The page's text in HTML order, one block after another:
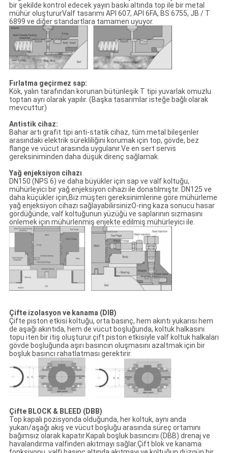
bir şekilde kontrol edecek yayın baskı altında top ile bir metal
mühür oluştururValf tasarımı API 607, API 6FA, BS 6755, JB / T
6899 ve diğer standartlara tamamen uyuyor.
Fırlatma geçirmez sap:
Kök, yalın tarafından korunan bütünleşik T tipi yuvarlak omuzlu
toptan ayrı olarak yapılır. (Başka tasarımlar isteğe bağlı olarak
mevcuttur)
Antistik cihaz:
Bahar artı grafit tipi anti-statik cihaz, tüm metal bileşenler
arasındaki elektrik sürekliliğini korumak için top, gövde, bez
flange ve vücut arasında uygulanır.Ve en sert servis
gereksiniminden daha düşük direnç sağlamak.
Yağ enjeksiyon cihazı
DN150 (NPS 6) ve daha büyükler için sap ve valf koltuğu,
mühürleyici bir yağ enjeksiyon cihazı ile donatılmıştır. DN125 ve
daha küçükler için,Biz müşteri gereksinimlerine göre mühürleme
yağ enjeksiyon cihazı sağlayabilirsinizO-ring kaza sonucu hasar
gördüğünde, valf koltuğunun yüzüğü ve saplarının sızmasını
önlemek için mühürlenmiş enjekte edilmiş mühürleyici ile.
Çifte izolasyon ve kanama (DIB)
Çifte piston etkisi koltuğu, orta basınç, hem akıntı yukarısı hem
de aşağı akıntıda, hem de vücut boşluğunda, koltuk halkasını
topu iten bir itiş oluşturur.çift piston etkisiyle valf koltuk halkaları
gövde boşluğunda aşırı basıncın oluşmasını azaltmak için bir
boşluk basıncı rahatlatması gerektirir.
Çifte BLOCK & BLEED (DBB)
Top kapalı pozisyonda olduğunda, her koltuk, aynı anda
yukarı/aşağı akış ve vücut boşluğu arasında süreç ortamını
bağımsız olarak kapatır.Kapalı boşluk basıncını (DBB) drenaj ve
havalandırma valfinden akıtmayı sağlar.Çift blok ve kanama